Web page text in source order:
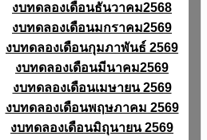
งบทดลองเดือนธันวาคม2568
งบทดลองเดือนมกราคม2569
งบทดลองเดือนกุมภาพันธ์ 2569
งบทดลองเดือนมีนาคม2569
งบทดลองเดือนเมษายน 2569
งบทดลองเดือนพฤษภาคม 2569
งบทดลองเดือนมิถุนายน 2569